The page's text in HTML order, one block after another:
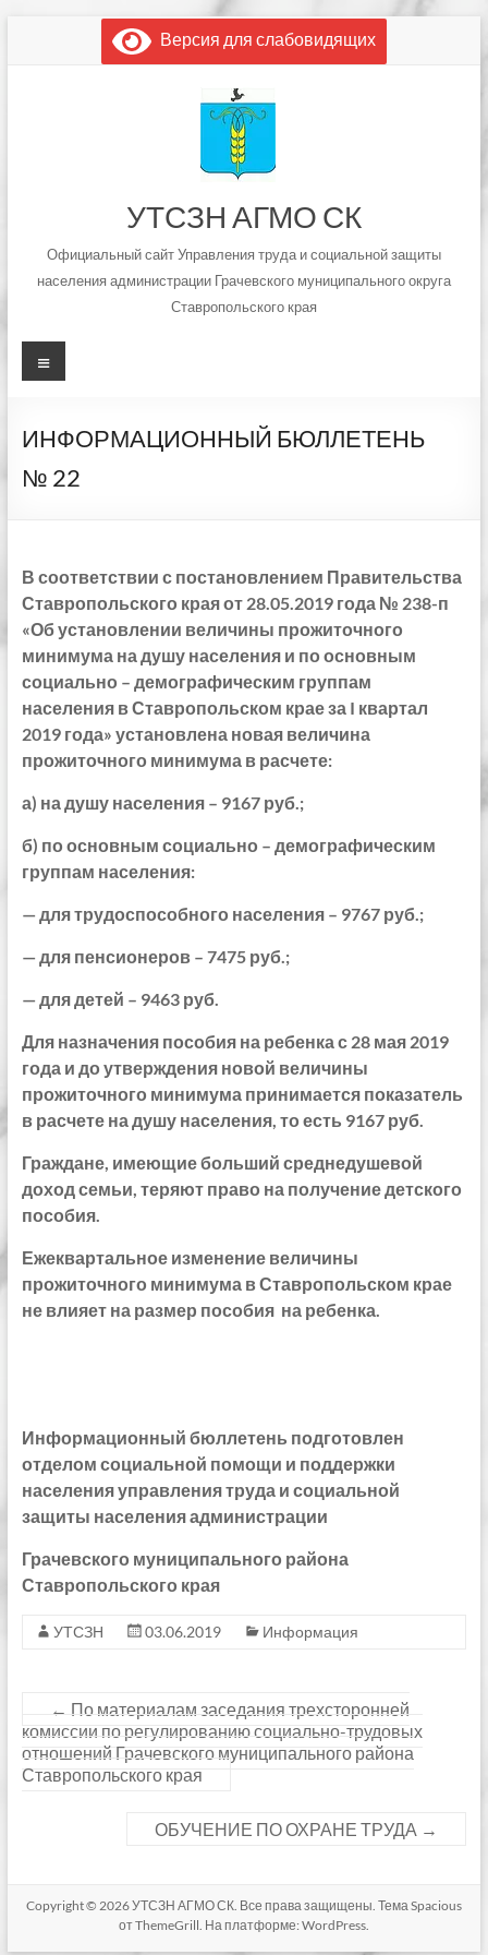
содержимому
Версия для слабовидящих
УТСЗН АГМО СК
Официальный сайт Управления труда и социальной защиты
населения администрации Грачевского муниципального округа
Ставропольского края
Меню
ИНФОРМАЦИОННЫЙ БЮЛЛЕТЕНЬ
№ 22
В соответствии с постановлением Правительства
Ставропольского края от 28.05.2019 года № 238-п
«Об установлении величины прожиточного
минимума на душу населения и по основным
социально – демографическим группам
населения в Ставропольском крае за I квартал
2019 года» установлена новая величина
прожиточного минимума в расчете:
а) на душу населения – 9167 руб.;
б) по основным социально – демографическим
группам населения:
— для трудоспособного населения – 9767 руб.;
— для пенсионеров – 7475 руб.;
— для детей – 9463 руб.
Для назначения пособия на ребенка с 28 мая 2019
года и до утверждения новой величины
прожиточного минимума принимается показатель
в расчете на душу населения, то есть 9167 руб.
Граждане, имеющие больший среднедушевой
доход семьи, теряют право на получение детского
пособия.
Ежеквартальное изменение величины
прожиточного минимума в Ставропольском крае
не влияет на размер пособия на ребенка.
Информационный бюллетень подготовлен
отделом социальной помощи и поддержки
населения управления труда и социальной
защиты населения администрации
Грачевского муниципального района
Ставропольского края
УТСЗН 03.06.2019 Информация
← По материалам заседания трехсторонней
комиссии по регулированию социально-трудовых
отношений Грачевского муниципального района
Ставропольского края
ОБУЧЕНИЕ ПО ОХРАНЕ ТРУДА →
Copyright © 2026УТСЗН АГМО СК. Все права защищены. ТемаSpacious
от ThemeGrill. На платформе: WordPress.